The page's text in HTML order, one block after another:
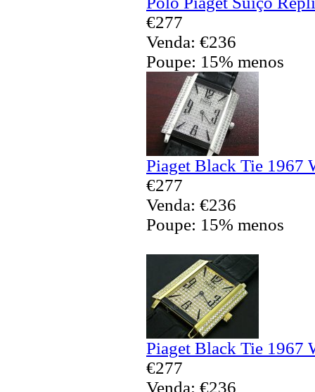
€277
Venda: €236
Poupe: 15% menos
Piaget Black Tie 1967
€277
Venda: €236
Poupe: 15% menos
Piaget Black Tie 1967
€277
Venda: €236